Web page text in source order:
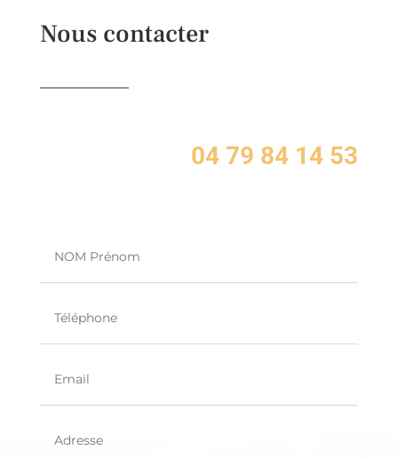
Nous contacter
04 79 84 14 53